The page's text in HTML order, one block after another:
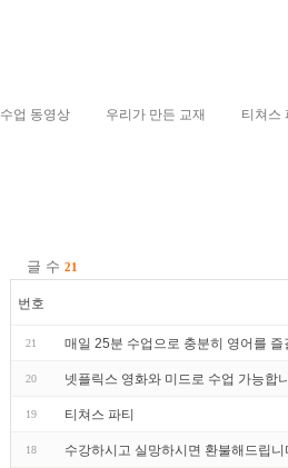
수업 동영상 우리가 만든 교재 티쳐스
글 수 21
번호
21 매일 25분 수업으로 충분히 영어를 즐
20 넷플릭스 영화와 미드로 수업 가능합
19 티쳐스 파티
18 수강하시고 실망하시면 환불해드립니